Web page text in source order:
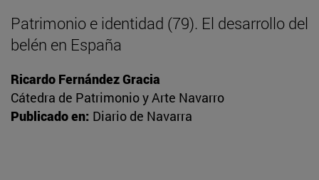
Patrimonio e identidad (79). El desarrollo del
belén en España
Ricardo Fernández Gracia
Cátedra de Patrimonio y Arte Navarro
Publicado en: Diario de Navarra